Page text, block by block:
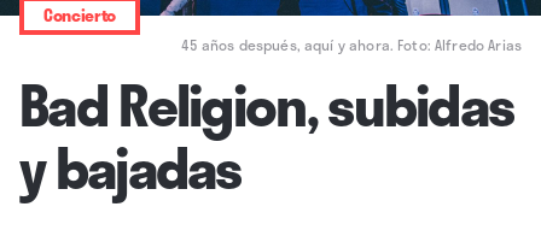
45 años después, aquí y ahora. Foto: Alfredo Arias
Concierto
Bad Religion, subidas
y bajadas